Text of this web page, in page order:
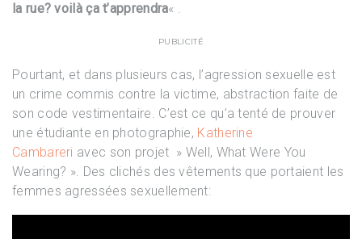
la rue? voilà ça t’apprendra« .
PUBLICITÉ
Pourtant, et dans plusieurs cas, l’agression sexuelle est
un crime commis contre la victime, abstraction faite de
son code vestimentaire. C’est ce qu’a tenté de prouver
une étudiante en photographie, Katherine
Cambareri avec son projet » Well, What Were You
Wearing? ». Des clichés des vêtements que portaient les
femmes agressées sexuellement: